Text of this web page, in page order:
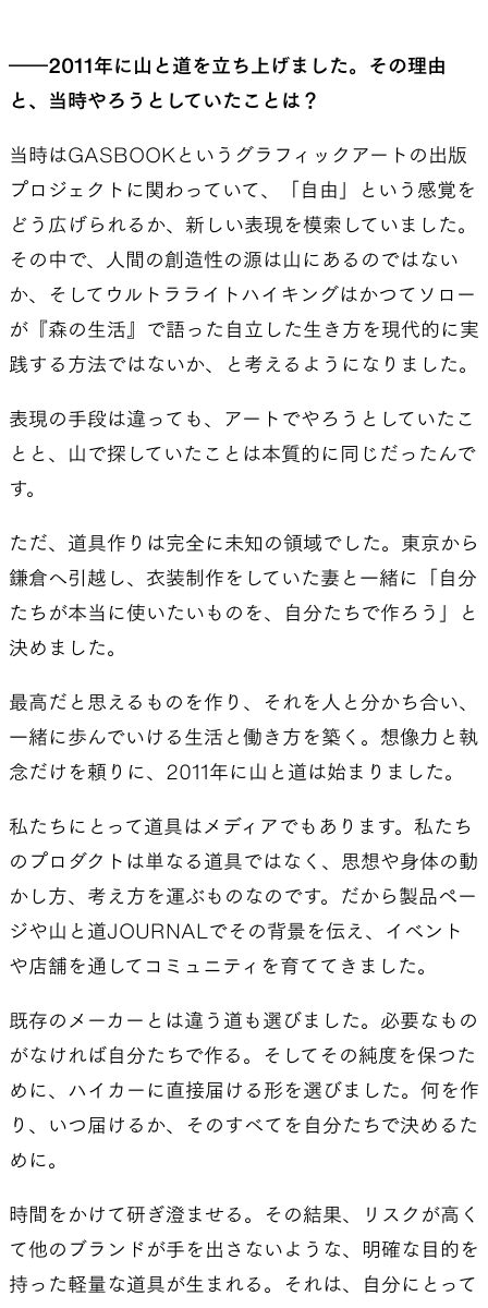
――2011年に山と道を立ち上げました。その理由
と、当時やろうとしていたことは？
当時はGASBOOKというグラフィックアートの出版
プロジェクトに関わっていて、「自由」という感覚を
どう広げられるか、新しい表現を模索していました。
その中で、人間の創造性の源は山にあるのではない
か、そしてウルトラライトハイキングはかつてソロー
が『森の生活』で語った自立した生き方を現代的に実
践する方法ではないか、と考えるようになりました。
表現の手段は違っても、アートでやろうとしていたこ
とと、山で探していたことは本質的に同じだったんで
す。
ただ、道具作りは完全に未知の領域でした。東京から
鎌倉へ引越し、衣装制作をしていた妻と一緒に「自分
たちが本当に使いたいものを、自分たちで作ろう」と
決めました。
最高だと思えるものを作り、それを人と分かち合い、
一緒に歩んでいける生活と働き方を築く。想像力と執
念だけを頼りに、2011年に山と道は始まりました。
私たちにとって道具はメディアでもあります。私たち
のプロダクトは単なる道具ではなく、思想や身体の動
かし方、考え方を運ぶものなのです。だから製品ペー
ジや山と道JOURNALでその背景を伝え、イベント
や店舗を通してコミュニティを育ててきました。
既存のメーカーとは違う道も選びました。必要なもの
がなければ自分たちで作る。そしてその純度を保つた
めに、ハイカーに直接届ける形を選びました。何を作
り、いつ届けるか、そのすべてを自分たちで決めるた
めに。
時間をかけて研ぎ澄ませる。その結果、リスクが高く
て他のブランドが手を出さないような、明確な目的を
持った軽量な道具が生まれる。それは、自分にとって